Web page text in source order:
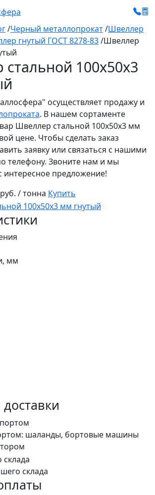
/Черный металлопрокат/Швеллер
гнутый ГОСТ 8278-83/Швеллер
100x50x3
осуществляет продажу и
. В нашем сортаменте
Швеллер стальной 100x50x3 мм
цене. Чтобы сделать заказ
заявку или связаться с нашими
телефону. Звоните нам и мы
интересное предложение!
/ тонна Купить
мм
шаланды, бортовые машины
склада